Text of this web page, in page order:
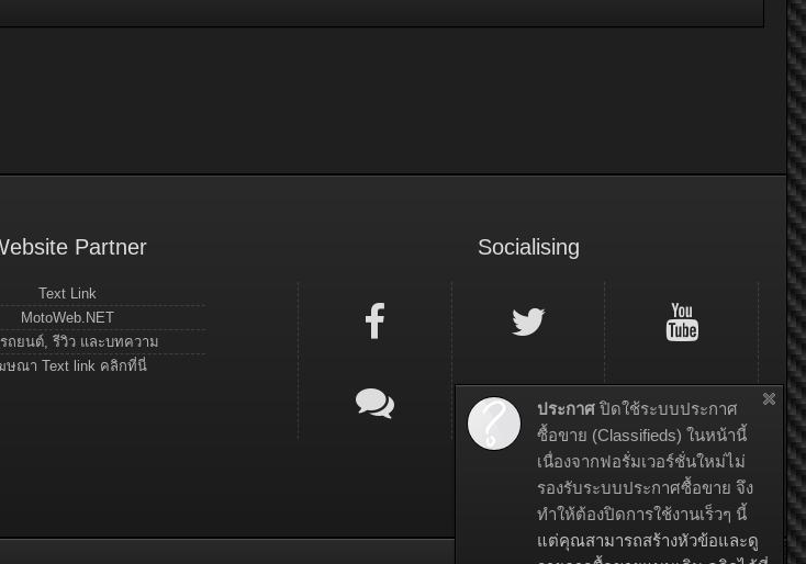
ประกาศ ปิดใช้ระบบประกาศ
ซื้อขาย (Classifieds) ในหน้านี้
เนื่องจากฟอรั่มเวอร์ชั่นใหม่ไม่
รองรับระบบประกาศซื้อขาย จึง
ทำให้ต้องปิดการใช้งานเร็วๆ นี้
แต่คุณสามารถสร้างหัวข้อและดู
Partner
Text Link
MotoWeb.NET
ถยนต์, รีวิว และบทความ
ษณา Text link คลิกที่นี่
Socialising